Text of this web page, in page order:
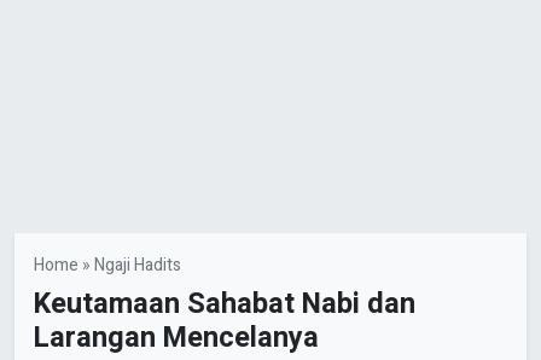
Home »Ngaji Hadits
Keutamaan Sahabat Nabi dan
Larangan Mencelanya